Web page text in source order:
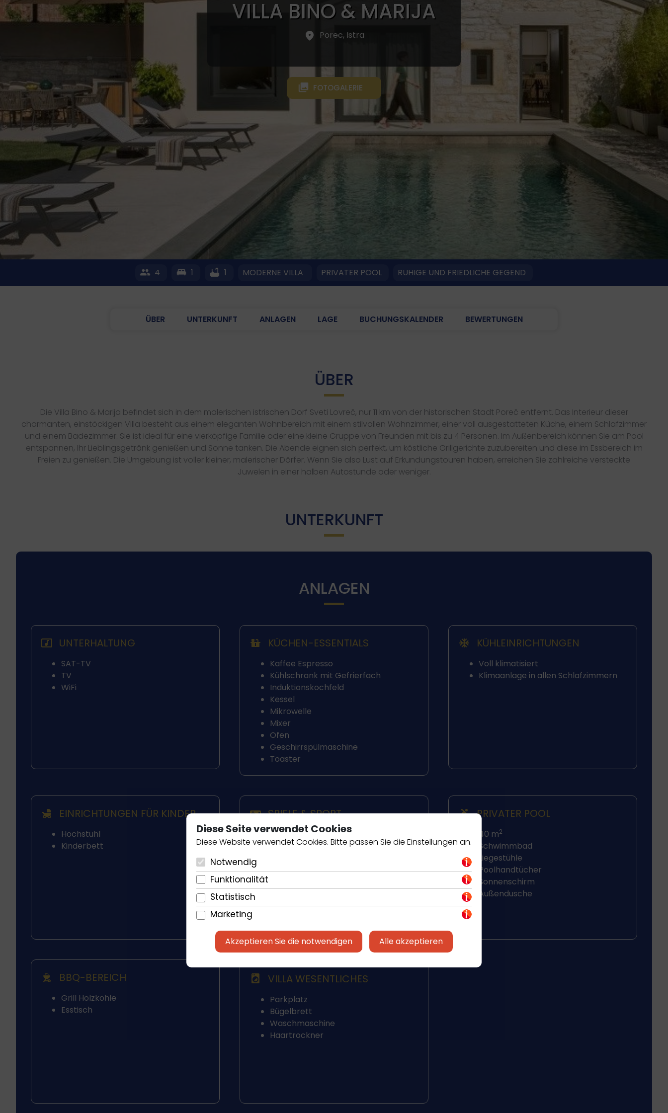
Diese Seite verwendet Cookies
Diese Website verwendet Cookies. Bitte passen Sie die Einstellungen an.
Notwendig
Funktionalität
Statistisch
Marketing
Akzeptieren Sie die notwendigen Alle akzeptieren
VILLA BINO & MARIJA
Porec, Istra
FOTOGALERIE
4 1 1 MODERNE VILLA PRIVATER POOL RUHIGE UND FRIEDLICHE GEGEND
ÜBER UNTERKUNFT ANLAGEN LAGE BUCHUNGSKALENDER BEWERTUNGEN
ÜBER
Die Villa Bino & Marija befindet sich in dem malerischen istrischen Dorf Sveti Lovreč, nur 11 km von der historischen Stadt Poreč entfernt. Das Interieur dieser
charmanten, einstöckigen Villa besteht aus einem eleganten Wohnbereich mit einem stilvollen Wohnzimmer, einer voll ausgestatteten Küche, einem Schlafzimmer
und einem Badezimmer. Sie ist ideal für eine vierköpfige Familie oder eine kleine Gruppe von Freunden mit bis zu 4 Personen. Im Außenbereich können Sie am Pool
entspannen, Ihr Lieblingsgetränk genießen und Sonne tanken. Die Abende eignen sich perfekt, um köstliche Grillgerichte zuzubereiten und diese im Essbereich im
Freien zu genießen. Die Umgebung ist voller kleiner, malerischer Dörfer. Wenn Sie also Lust auf Erkundungstouren haben, erreichen Sie zahlreiche versteckte
Juwelen in einer halben Autostunde oder weniger.
UNTERKUNFT
ANLAGEN
UNTERHALTUNG
SAT-TV
TV
WiFi
KÜCHEN-ESSENTIALS
Kaffee Espresso
Kühlschrank mit Gefrierfach
Induktionskochfeld
Kessel
Mikrowelle
Mixer
Ofen
Geschirrspülmaschine
Toaster
KÜHLEINRICHTUNGEN
Voll klimatisiert
Klimaanlage in allen Schlafzimmern
EINRICHTUNGEN FÜR KINDER
Hochstuhl
Kinderbett
SPIELE & SPORT PRIVATER POOL
40 m2
Schwimmbad
Liegestühle
Poolhandtücher
Sonnenschirm
Außendusche
BBQ-BEREICH
Grill Holzkohle
Esstisch
VILLA WESENTLICHES
Parkplatz
Bügelbrett
Waschmaschine
Haartrockner